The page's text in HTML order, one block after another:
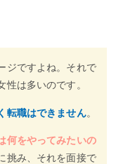
ジですよね。それで
性は多いのです。
転職はできません。
何をやってみたいの
挑み、それを面接で